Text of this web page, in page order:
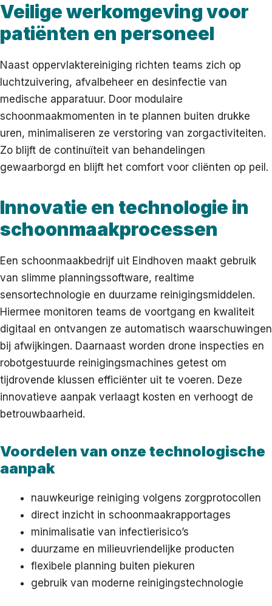
Veilige werkomgeving voor
patiënten en personeel
Naast oppervlakte­reiniging richten teams zich op
luchtzuivering, afvalbeheer en desinfectie van
medische apparatuur. Door modulaire
schoonmaakmomenten in te plannen buiten drukke
uren, minimaliseren ze verstoring van zorgactiviteiten.
Zo blijft de continuïteit van behandelingen
gewaarborgd en blijft het comfort voor cliënten op peil.
Innovatie en technologie in
schoonmaakprocessen
Een schoonmaakbedrijf uit Eindhoven maakt gebruik
van slimme planningssoftware, realtime
sensortechnologie en duurzame reinigingsmiddelen.
Hiermee monitoren teams de voortgang en kwaliteit
digitaal en ontvangen ze automatisch waarschuwingen
bij afwijkingen. Daarnaast worden drone inspecties en
robotgestuurde reinigingsmachines getest om
tijdrovende klussen efficiënter uit te voeren. Deze
innovatieve aanpak verlaagt kosten en verhoogt de
betrouwbaarheid.
Voordelen van onze technologische
aanpak
nauwkeurige reiniging volgens zorgprotocollen
direct inzicht in schoonmaakrapportages
minimalisatie van infectierisico’s
duurzame en milieuvriendelijke producten
flexibele planning buiten piekuren
gebruik van moderne reinigingstechnologie